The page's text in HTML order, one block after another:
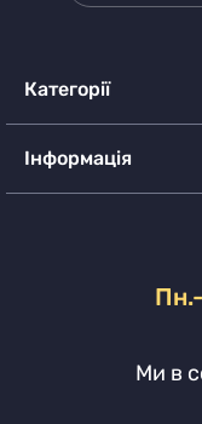
Категорії
Інформація
Ми в